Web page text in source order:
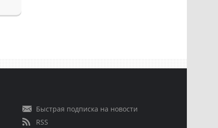
Быстрая подписка на новости
RSS